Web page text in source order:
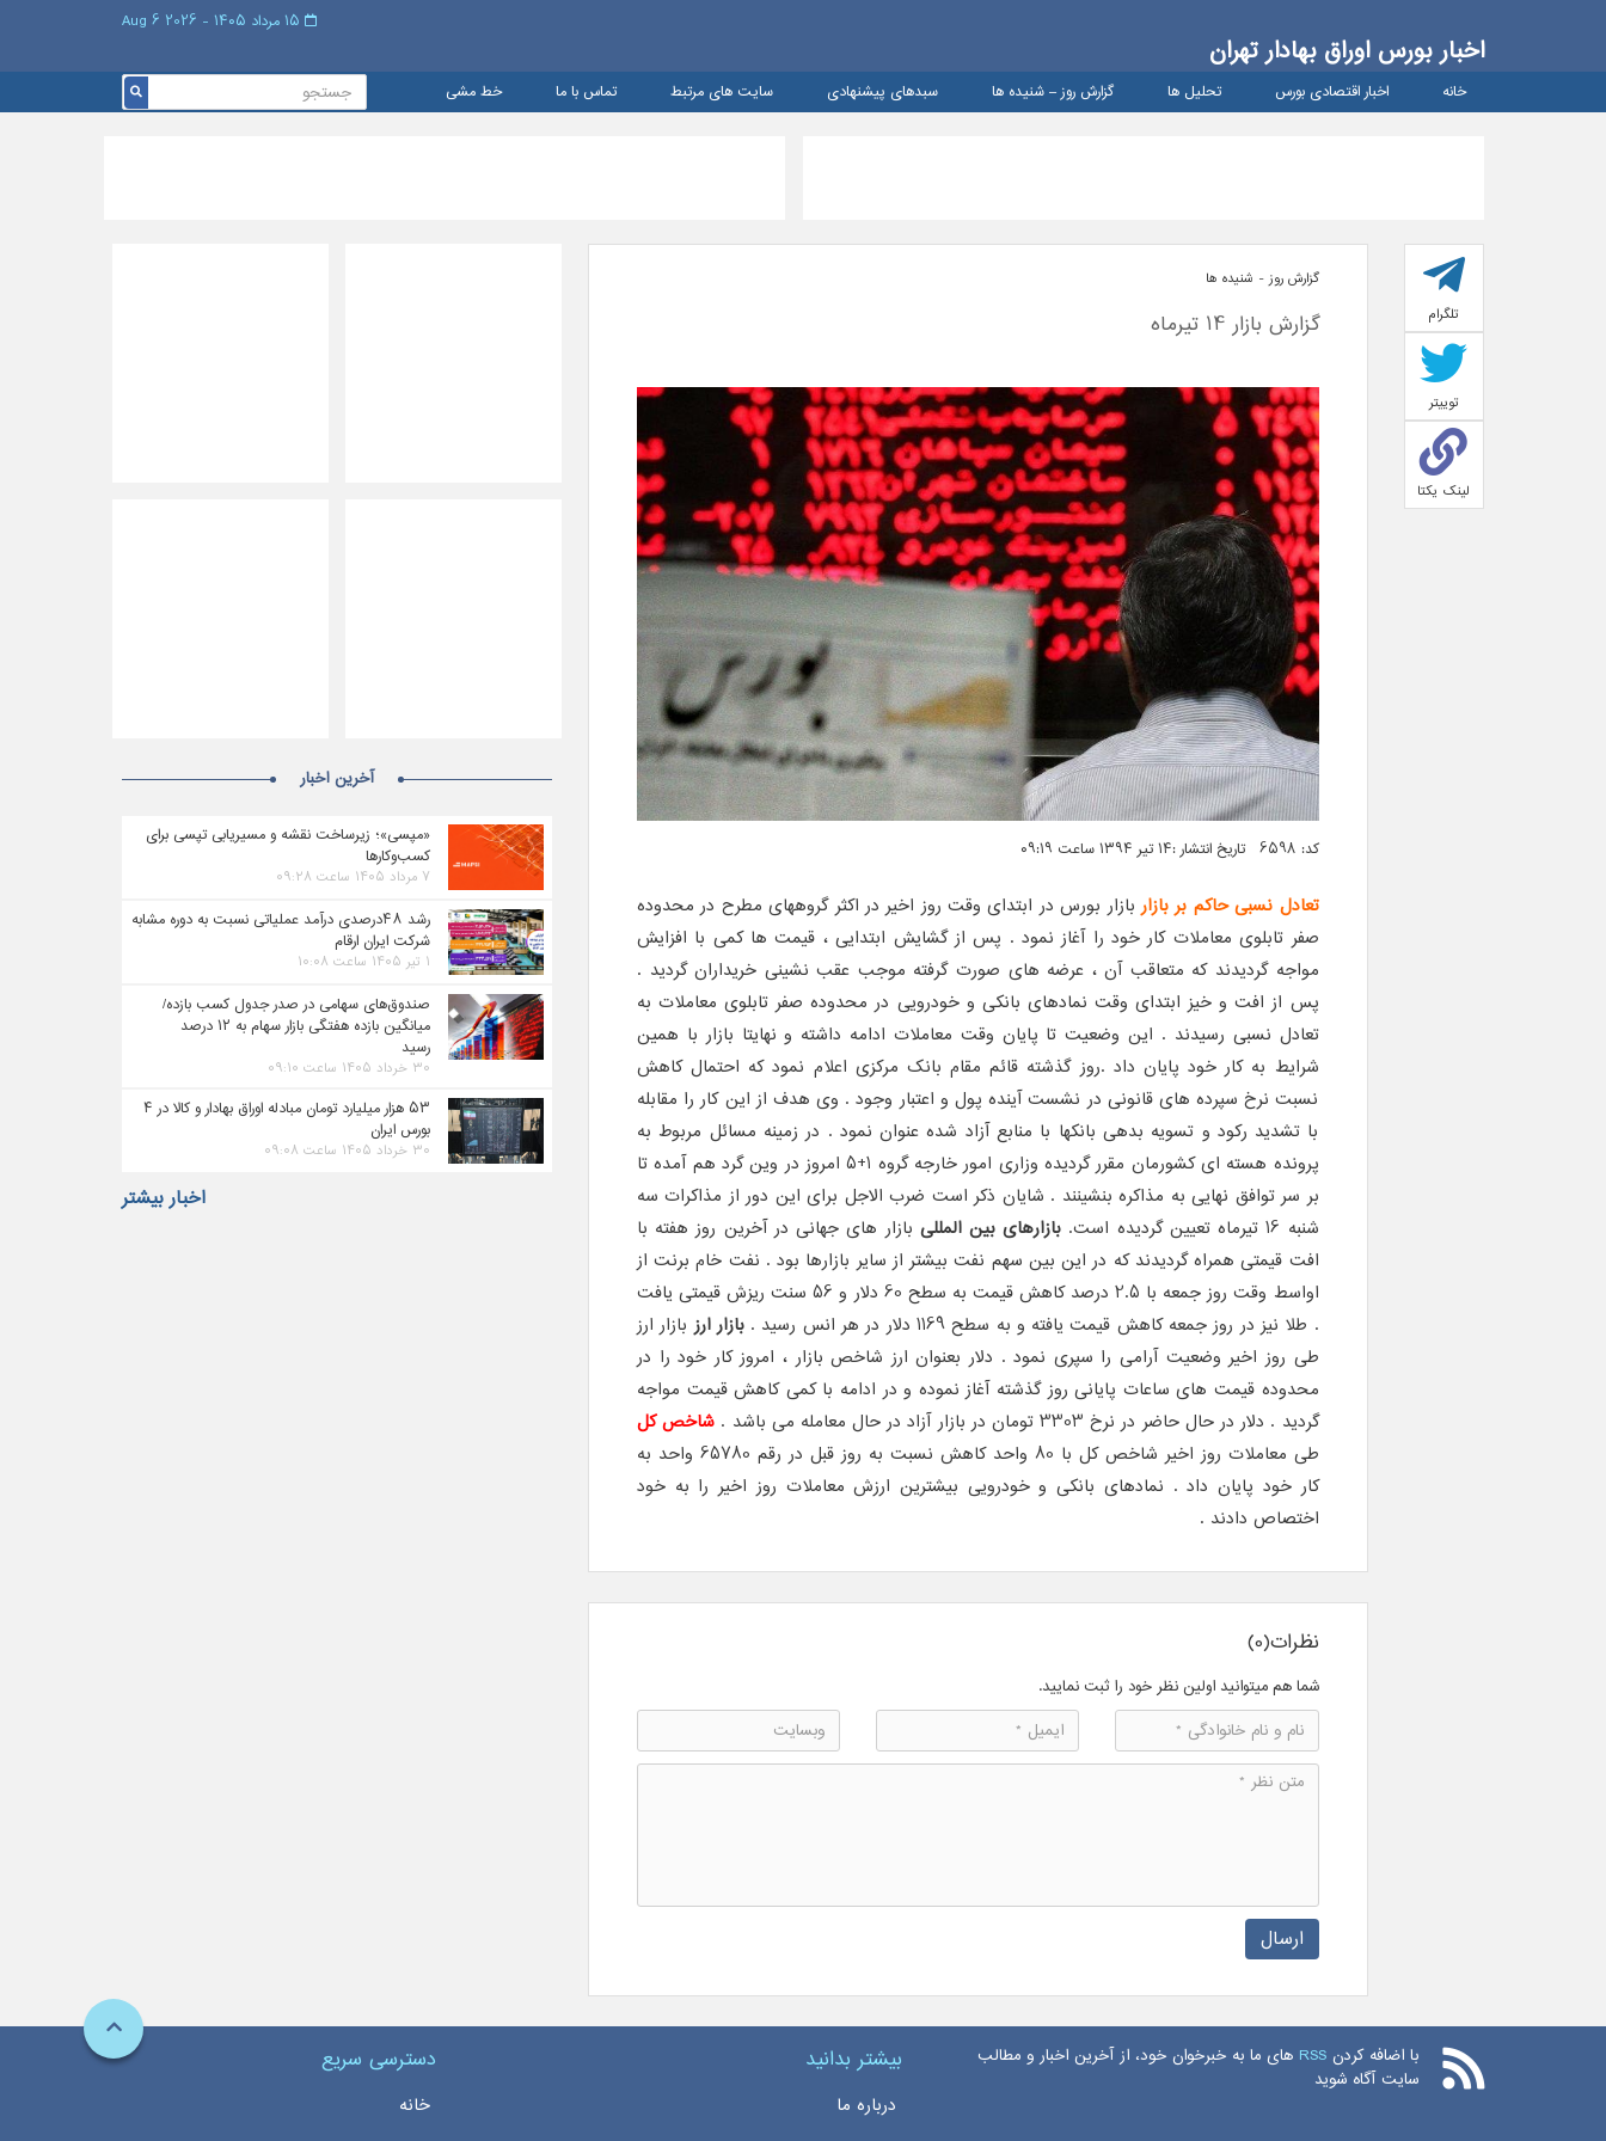
اخبار بورس اوراق بهادار تهران
خانه اخبار اقتصادی بورس تحلیل ها گزارش روز – شنيده ها سبدهای پیشنهادی سایت های مرتبط تماس با ما خط مشی
تلگرام
توییتر
لینک یکتا
گزارش روز - شنيده ها
گزارش بازار 14 تیرماه
کد: 6598 تاریخ انتشار :۱۴ تیر ۱۳۹۴ ساعت ۰۹:۱۹
تعادل نسبی حاکم بر بازاربازار بورس در ابتدای وقت روز اخیر در اکثر گروههای مطرح در محدوده
صفر تابلوی معاملات کار خود را آغاز نمود . پس از گشایش ابتدایی ، قیمت ها کمی با افزایش
مواجه گردیدند که متعاقب آن ، عرضه های صورت گرفته موجب عقب نشینی خریداران گردید .
پس از افت و خیز ابتدای وقت نمادهای بانکی و خودرویی در محدوده صفر تابلوی معاملات به
تعادل نسبی رسیدند . این وضعیت تا پایان وقت معاملات ادامه داشته و نهایتا بازار با همین
شرایط به کار خود پایان داد .روز گذشته قائم مقام بانک مرکزی اعلام نمود که احتمال کاهش
نسبت نرخ سپرده های قانونی در نشست آینده پول و اعتبار وجود . وی هدف از این کار را مقابله
با تشدید رکود و تسویه بدهی بانکها با منابع آزاد شده عنوان نمود . در زمینه مسائل مربوط به
پرونده هسته ای کشورمان مقرر گردیده وزاری امور خارجه گروه 1+5 امروز در وین گرد هم آمده تا
بر سر توافق نهایی به مذاکره بنشینند . شایان ذکر است ضرب الاجل برای این دور از مذاکرات سه
شنبه 16 تیرماه تعیین گردیده است.
بازارهای بین المللی بازار های جهانی در آخرین روز هفته با
افت قیمتی همراه گردیدند که در این بین سهم نفت بیشتر از سایر بازارها بود . نفت خام برنت از
اواسط وقت روز جمعه با 2.5 درصد کاهش قیمت به سطح 60 دلار و 56 سنت ریزش قیمتی یافت
. طلا نیز در روز جمعه کاهش قیمت یافته و به سطح 1169 دلار در هر انس رسید .
بازار ارزبازار ارز
طی روز اخیر وضعیت آرامی را سپری نمود . دلار بعنوان ارز شاخص بازار ، امروز کار خود را در
محدوده قیمت های ساعات پایانی روز گذشته آغاز نموده و در ادامه با کمی کاهش قیمت مواجه
گردید . دلار در حال حاضر در نرخ 3303 تومان در بازار آزاد در حال معامله می باشد .
شاخص کل
طی معاملات روز اخیر شاخص کل با 80 واحد کاهش نسبت به روز قبل در رقم 65780 واحد به
کار خود پایان داد . نمادهای بانکی و خودرویی بیشترین ارزش معاملات روز اخیر را به خود
اختصاص دادند .
نظرات(0)
شما هم میتوانید اولین نظر خود را ثبت نمایید.
ارسال
آخرین اخبار
«مپسی»؛ زیرساخت نقشه و مسیریابی تپسی برای
کسب‌وکارها
۷ مرداد ۱۴۰۵ ساعت ۰۹:۲۸
رشد ۴۸درصدی درآمد عملیاتی نسبت به دوره مشابه
شرکت ایران ارقام
۱ تیر ۱۴۰۵ ساعت ۱۰:۰۸
صندوق‌های سهامی در صدر جدول کسب بازده/
میانگین بازده هفتگی بازار سهام به ۱۲ درصد
رسید
۳۰ خرداد ۱۴۰۵ ساعت ۰۹:۱۰
۵۳ هزار میلیارد تومان مبادله اوراق بهادار و کالا در ۴
بورس ایران
۳۰ خرداد ۱۴۰۵ ساعت ۰۹:۰۸
اخبار بیشتر
با اضافه کردن RSS های ما به خبرخوان خود، از آخرین اخبار و مطالب
سایت آگاه شوید
بیشتر بدانید
درباره ما
دسترسی سریع
خانه